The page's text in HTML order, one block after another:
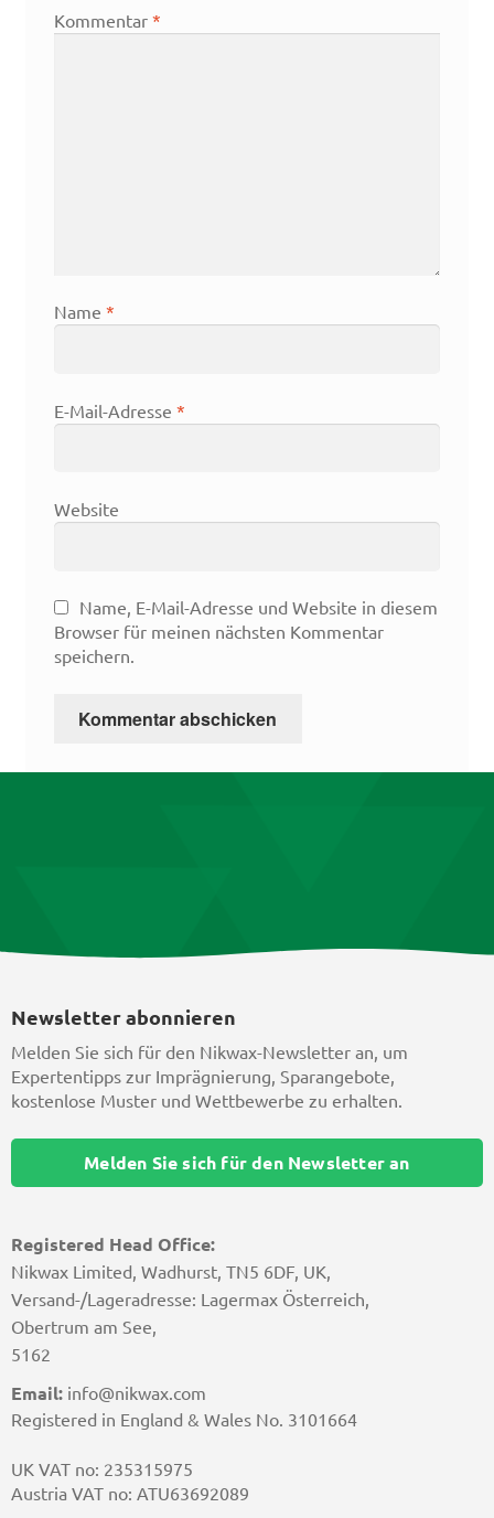
Kommentar *
Name *
E-Mail-Adresse *
Website
Name, E-Mail-Adresse und Website in diesem
Browser für meinen nächsten Kommentar
speichern.
Registered Head Office:
Nikwax Limited, Wadhurst, TN5 6DF, UK,
Versand-/Lageradresse: Lagermax Österreich,
Obertrum am See,
5162
Email: info@nikwax.com
Registered in England & Wales No. 3101664
UK VAT no: 235315975
Austria VAT no: ATU63692089
Newsletter abonnieren
Melden Sie sich für den Nikwax-Newsletter an, um
Expertentipps zur Imprägnierung, Sparangebote,
kostenlose Muster und Wettbewerbe zu erhalten.
Melden Sie sich für den Newsletter an